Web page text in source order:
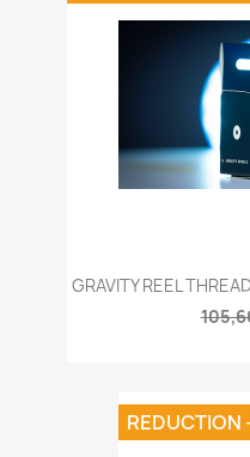
GRAVITY REEL
REDUCTION